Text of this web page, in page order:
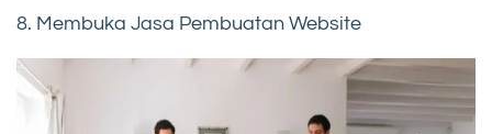
8. Membuka Jasa Pembuatan Website